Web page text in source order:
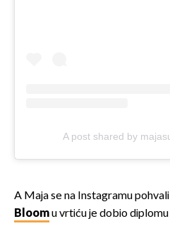
A post shared by
A Maja se na Instagramu
Bloomu vrtiću je dobio diplomu